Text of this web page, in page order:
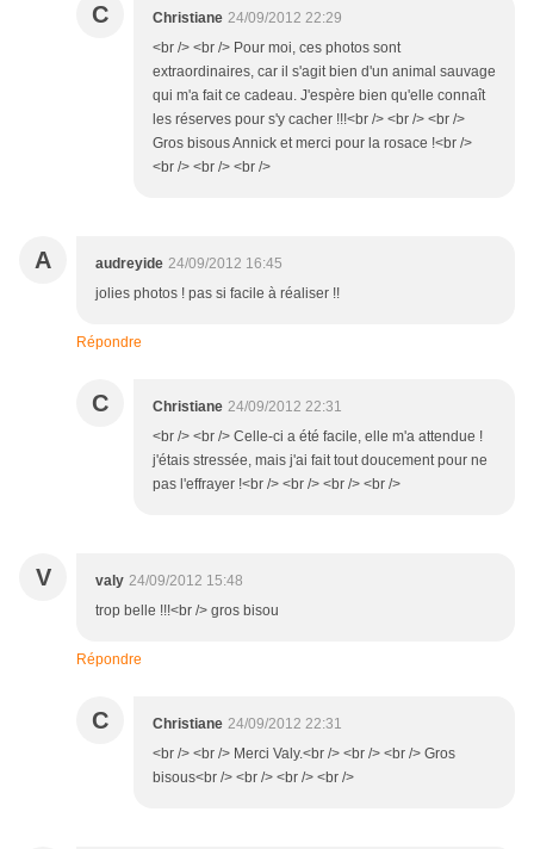
C Christiane 24/09/2012 22:29
<br /> <br /> Pour moi, ces photos sont
extraordinaires, car il s'agit bien d'un animal sauvage
qui m'a fait ce cadeau. J'espère bien qu'elle connaît
les réserves pour s'y cacher !!!<br /> <br /> <br />
Gros bisous Annick et merci pour la rosace !<br />
<br /> <br /> <br />
A audreyide 24/09/2012 16:45
jolies photos ! pas si facile à réaliser !!
Répondre
C Christiane 24/09/2012 22:31
<br /> <br /> Celle-ci a été facile, elle m'a attendue !
j'étais stressée, mais j'ai fait tout doucement pour ne
pas l'effrayer !<br /> <br /> <br /> <br />
V valy 24/09/2012 15:48
trop belle !!!<br /> gros bisou
Répondre
C Christiane 24/09/2012 22:31
<br /> <br /> Merci Valy.<br /> <br /> <br /> Gros
bisous<br /> <br /> <br /> <br />